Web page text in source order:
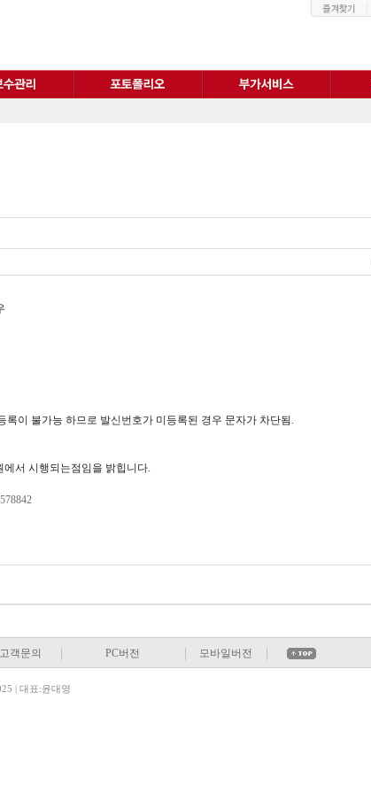
이 불가능 하므로 발신번호가 미등록된 경우 문자가 차단됨.
서 시행되는점임을 밝힙니다.
고객문의 PC버전 모바일버전
| 대표:윤대영